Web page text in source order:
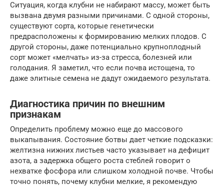
Ситуация, когда клубни не набирают массу, может быть
вызвана двумя разными причинами. С одной стороны,
существуют сорта, которые генетически
предрасположены к формированию мелких плодов. С
другой стороны, даже потенциально крупноплодный
сорт может «мелчать» из-за стресса, болезней или
голодания. Я заметил, что если почва истощена, то
даже элитные семена не дадут ожидаемого результата.
Диагностика причин по внешним
признакам
Определить проблему можно еще до массового
выкапывания. Состояние ботвы дает четкие подсказки:
желтизна нижних листьев часто указывает на дефицит
азота, а задержка общего роста стеблей говорит о
нехватке фосфора или слишком холодной почве. Чтобы
точно понять, почему клубни мелкие, я рекомендую